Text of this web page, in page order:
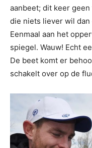
aanbeet; dit keer
die niets liever wil
Eenmaal aan het
spiegel. Wauw! Echt
De beet komt er
schakelt over op de